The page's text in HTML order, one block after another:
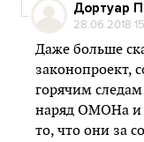
Дортуар
28.06.2018
Даже больше
законопроект,
горячим
наряд ОМОНа и
то, что они за